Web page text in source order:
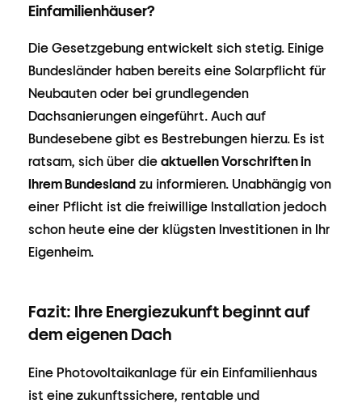
Einfamilienhäuser?
Die Gesetzgebung entwickelt sich stetig. Einige
Bundesländer haben bereits eine Solarpflicht für
Neubauten oder bei grundlegenden
Dachsanierungen eingeführt. Auch auf
Bundesebene gibt es Bestrebungen hierzu. Es ist
ratsam, sich über die aktuellen Vorschriften in
Ihrem Bundesland zu informieren. Unabhängig von
einer Pflicht ist die freiwillige Installation jedoch
schon heute eine der klügsten Investitionen in Ihr
Eigenheim.
Fazit: Ihre Energiezukunft beginnt auf
dem eigenen Dach
Eine Photovoltaikanlage für ein Einfamilienhaus
ist eine zukunftssichere, rentable und